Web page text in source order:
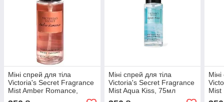
Міні спрей для тіла
Victoria's Secret Fragrance
Mist Amber Romance,
Міні спрей для тіла
Victoria's Secret Fragrance
Mist Aqua Kiss, 75мл
Mist